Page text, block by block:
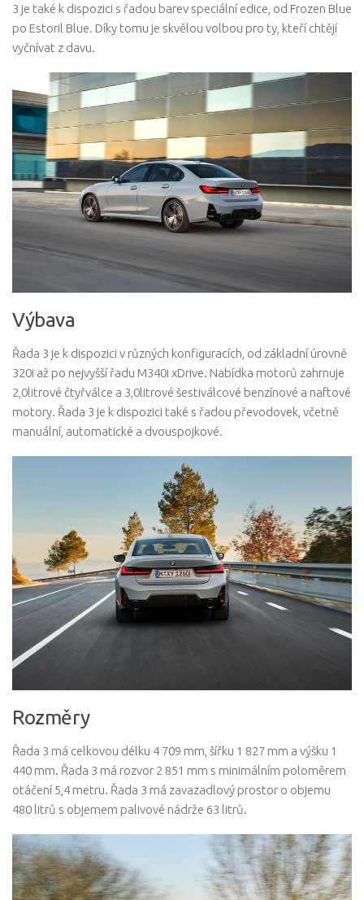
3 je také k dispozici s řadou barev speciální edice, od Frozen Blue
po Estoril Blue. Díky tomu je skvělou volbou pro ty, kteří chtějí
vyčnívat z davu.
Výbava
Řada 3 je k dispozici v různých konfiguracích, od základní úrovně
320i až po nejvyšší řadu M340i xDrive. Nabídka motorů zahrnuje
2,0litrové čtyřválce a 3,0litrové šestiválcové benzínové a naftové
motory. Řada 3 je k dispozici také s řadou převodovek, včetně
manuální, automatické a dvouspojkové.
Rozměry
Řada 3 má celkovou délku 4 709 mm, šířku 1 827 mm a výšku 1
440 mm. Řada 3 má rozvor 2 851 mm s minimálním poloměrem
otáčení 5,4 metru. Řada 3 má zavazadlový prostor o objemu
480 litrů s objemem palivové nádrže 63 litrů.